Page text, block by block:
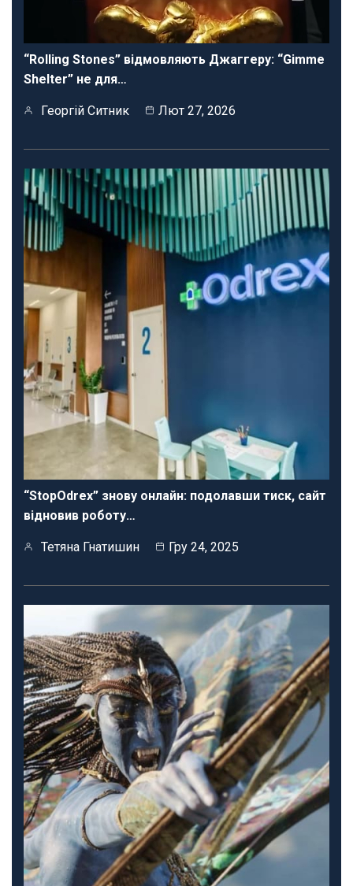
“Rolling Stones” відмовляють Джаггеру: “Gimme
Shelter” не для…
Георгій Ситник Лют 27, 2026
“StopOdrex” знову онлайн: подолавши тиск, сайт
відновив роботу…
Тетяна Гнатишин Гру 24, 2025